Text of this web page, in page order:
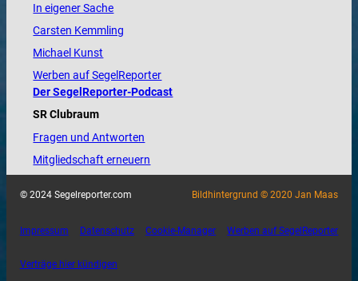
In eigener Sache
Carsten Kemmling
Michael Kunst
Werben auf SegelReporter
Der SegelReporter-Podcast
SR Clubraum
Fragen und Antworten
Mitgliedschaft erneuern
© 2024 Segelreporter.com Bildhintergrund © 2020 Jan Maas
Impressum Datenschutz Cookie-Manager Werben auf SegelReporter
Verträge hier kündigen